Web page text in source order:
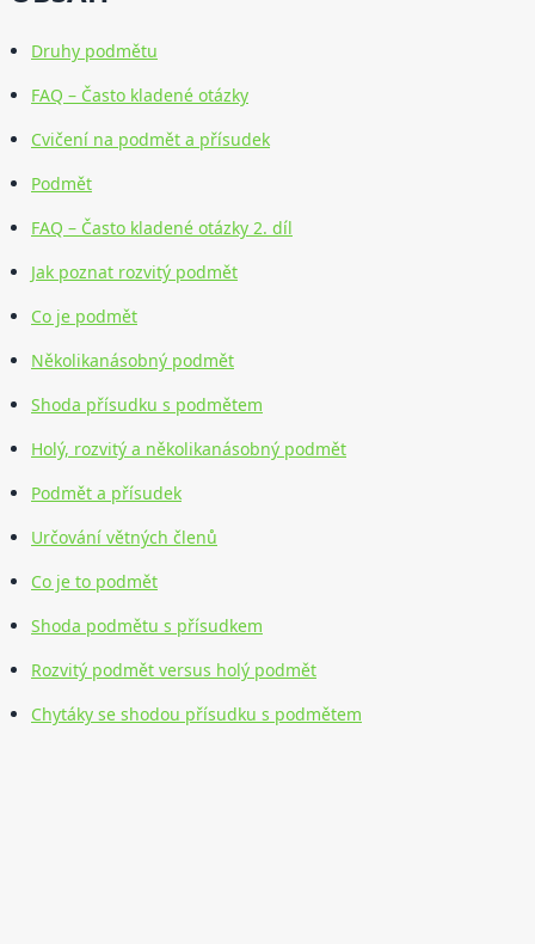
Druhy podmětu
FAQ – Často kladené otázky
Cvičení na podmět a přísudek
Podmět
FAQ – Často kladené otázky 2. díl
Jak poznat rozvitý podmět
Co je podmět
Několikanásobný podmět
Shoda přísudku s podmětem
Holý, rozvitý a několikanásobný podmět
Podmět a přísudek
Určování větných členů
Co je to podmět
Shoda podmětu s přísudkem
Rozvitý podmět versus holý podmět
Chytáky se shodou přísudku s podmětem